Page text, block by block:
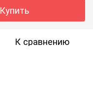
Купить
К сравнению